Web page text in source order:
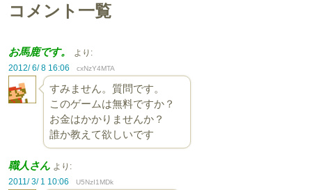
コメント一覧
お馬鹿です。
より:
2012/ 6/ 8 16:06
cxNzY4MTA
すみません。質問です。
このゲームは無料ですか？
お金はかかりませんか？
誰か教えて欲しいです
職人さん より:
2011/ 3/ 1 10:06
U5NzI1MDk